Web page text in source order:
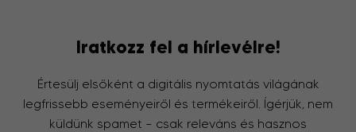
Iratkozz fel a hírlevélre!
Értesülj elsőként a digitális nyomtatás világának
legfrissebb eseményeiről és termékeiről. Ígérjük, nem
küldünk spamet – csak releváns és hasznos